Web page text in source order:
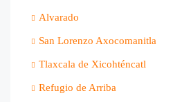
Alvarado
San Lorenzo Axocomanitla
Tlaxcala de Xicohténcatl
Refugio de Arriba